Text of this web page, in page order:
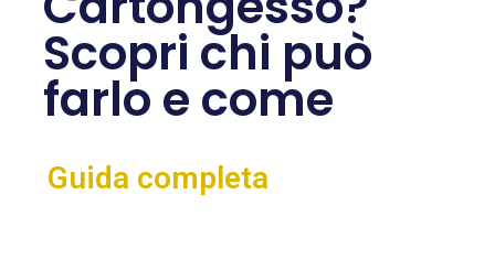
Scopri chi può
farlo e come
Guida completa